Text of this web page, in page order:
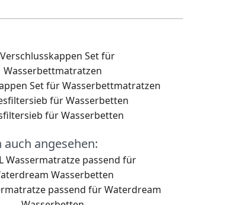
Set für Wasserbettmatratzen
für Wasserbetten
angesehen:
passend für Waterdream